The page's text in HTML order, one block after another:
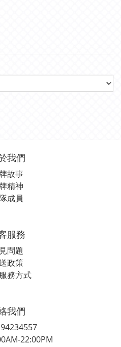
我們
故事
精神
成員
服務
問題
政策
務方式
我們
22:00PM